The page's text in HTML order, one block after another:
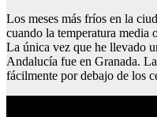
Los meses más fríos en la
cuando la temperatura media
La única vez que he llevado
Andalucía fue en Granada.
fácilmente por debajo de los